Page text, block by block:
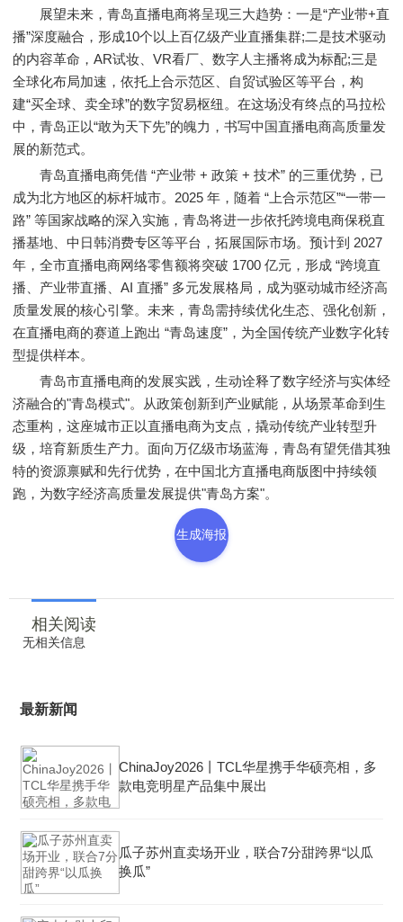
展望未来，青岛直播电商将呈现三大趋势：一是“产业带+直
播”深度融合，形成10个以上百亿级产业直播集群;二是技术驱动
的内容革命，AR试妆、VR看厂、数字人主播将成为标配;三是
全球化布局加速，依托上合示范区、自贸试验区等平台，构
建“买全球、卖全球”的数字贸易枢纽。在这场没有终点的马拉松
中，青岛正以“敢为天下先”的魄力，书写中国直播电商高质量发
展的新范式。
青岛直播电商凭借 “产业带 + 政策 + 技术” 的三重优势，已
成为北方地区的标杆城市。2025 年，随着 “上合示范区”“一带一
路” 等国家战略的深入实施，青岛将进一步依托跨境电商保税直
播基地、中日韩消费专区等平台，拓展国际市场。预计到 2027
年，全市直播电商网络零售额将突破 1700 亿元，形成 “跨境直
播、产业带直播、AI 直播” 多元发展格局，成为驱动城市经济高
质量发展的核心引擎。未来，青岛需持续优化生态、强化创新，
在直播电商的赛道上跑出 “青岛速度”，为全国传统产业数字化转
型提供样本。
青岛市直播电商的发展实践，生动诠释了数字经济与实体经
济融合的"青岛模式"。从政策创新到产业赋能，从场景革命到生
态重构，这座城市正以直播电商为支点，撬动传统产业转型升
级，培育新质生产力。面向万亿级市场蓝海，青岛有望凭借其独
特的资源禀赋和先行优势，在中国北方直播电商版图中持续领
跑，为数字经济高质量发展提供"青岛方案"。
生成海报
相关阅读
无相关信息
最新新闻
ChinaJoy2026丨TCL华星携手华硕亮相，多
款电竞明星产品集中展出
瓜子苏州直卖场开业，联合7分甜跨界“以瓜
换瓜”